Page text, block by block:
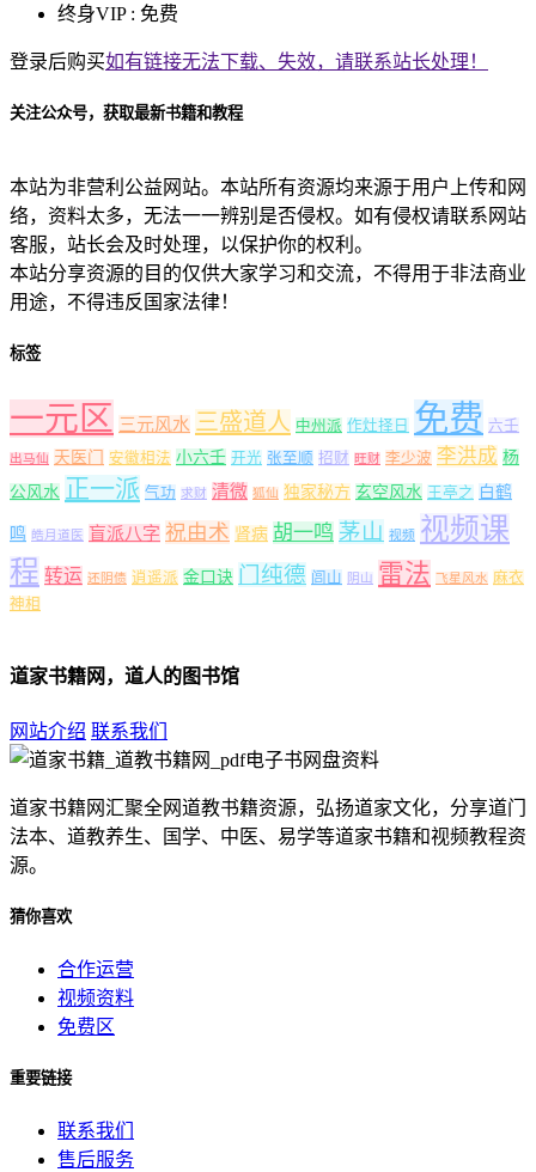
终身VIP : 免费
登录后购买如有链接无法下载、失效，请联系站长处理！
关注公众号，获取最新书籍和教程
本站为非营利公益网站。本站所有资源均来源于用户上传和网
络，资料太多，无法一一辨别是否侵权。如有侵权请联系网站
客服，站长会及时处理，以保护你的权利。
本站分享资源的目的仅供大家学习和交流，不得用于非法商业
用途，不得违反国家法律！
标签
一元区 三元风水 三盛道人 中州派 作灶择日 免费 六壬
出马仙 天医门 安徽相法 小六壬 开光 张至顺 招财 旺财 李少波 李洪成 杨
公风水 正一派 气功 求财 清微 狐仙 独家秘方 玄空风水 王亭之 白鹤
鸣 皓月道医 盲派八字 祝由术 肾病 胡一鸣 茅山 视频 视频课
程 转运 还阴债 逍遥派 金口诀 门纯德 闾山 阴山 雷法 飞星风水 麻衣
神相
道家书籍网，道人的图书馆
网站介绍 联系我们
道家书籍网汇聚全网道教书籍资源，弘扬道家文化，分享道门
法本、道教养生、国学、中医、易学等道家书籍和视频教程资
源。
猜你喜欢
合作运营
视频资料
免费区
重要链接
联系我们
售后服务